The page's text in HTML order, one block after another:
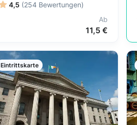
4,5 (254 Bewertungen)
Ab
11,5 €
Eintrittskarte